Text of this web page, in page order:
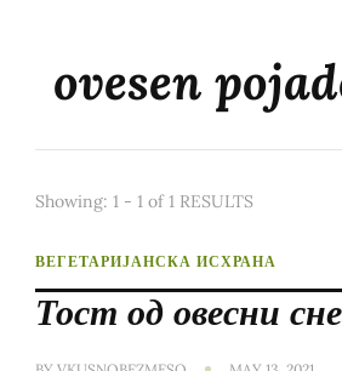
ovesen
Showing: 1 - 1 of 1 RESULTS
ВЕГЕТАРИЈАНСКА ИСХРАНА
Тост од овесни